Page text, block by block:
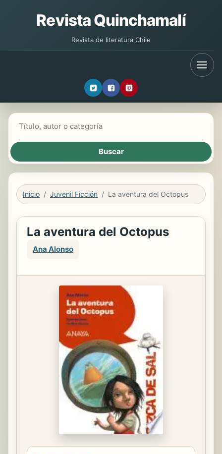
Revista Quinchamalí
Revista de literatura Chile
Inicio Juvenil Ficción La aventura del Octopus
La aventura del Octopus
Ana Alonso